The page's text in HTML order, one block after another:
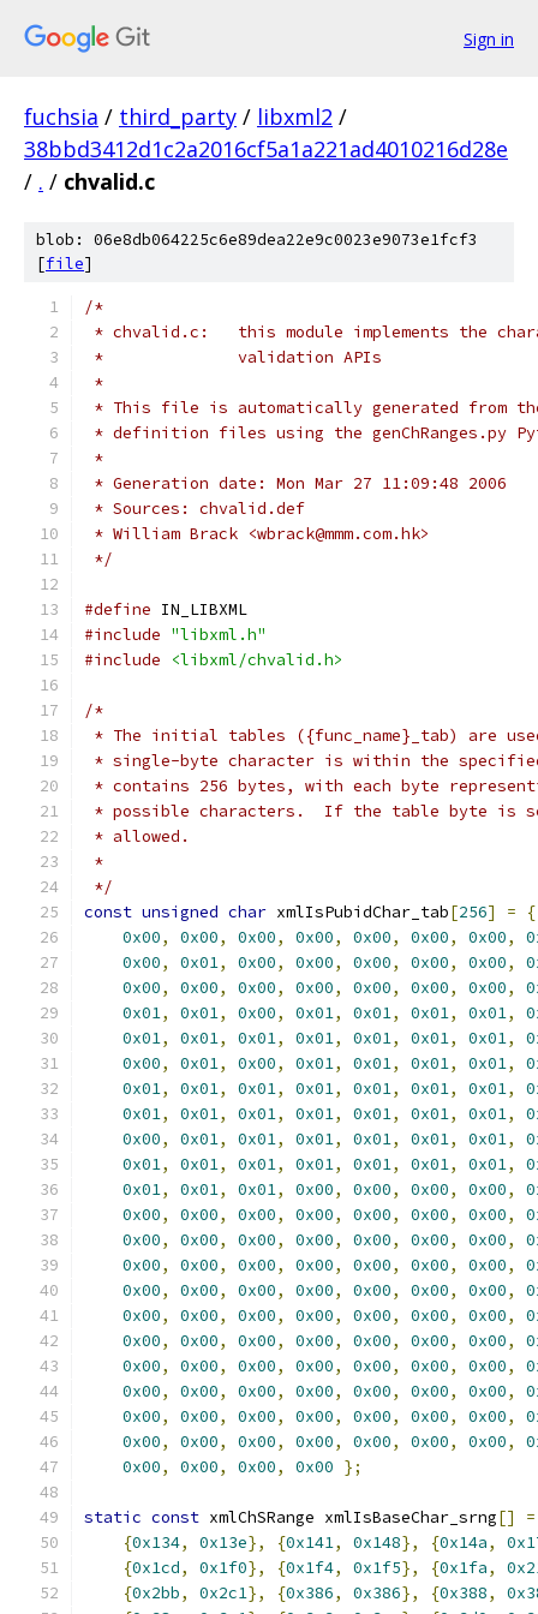
Sign in
fuchsia / third_party / libxml2 /
38bbd3412d1c2a2016cf5a1a221ad4010216d28e
/ . / chvalid.c
blob: 06e8db064225c6e89dea22e9c0023e9073e1fcf3
[file]
/*
* chvalid.c:	this module implements the
*		validation APIs
*
* This file is automatically generated from
* definition files using the genChRanges.py
*
* Generation date: Mon Mar 27 11:09:48 2006
* Sources: chvalid.def
* William Brack <wbrack@mmm.com.hk>
*/
#define IN_LIBXML
#include "libxml.h"
#include
<libxml/chvalid.h>
/*
* The initial tables ({func_name}_tab) are
* single-byte character is within the
* contains 256 bytes, with each byte
* possible characters.  If the table byte is
* allowed.
*
*/
const unsigned char xmlIsPubidChar_tab[256] =
{
0x00, 0x00, 0x00, 0x00, 0x00, 0x00, 0x00,
0x00, 0x01, 0x00, 0x00, 0x00, 0x00, 0x00,
0x00, 0x00, 0x00, 0x00, 0x00, 0x00, 0x00,
0x01, 0x01, 0x00, 0x01, 0x01, 0x01, 0x01,
0x01, 0x01, 0x01, 0x01, 0x01, 0x01, 0x01,
0x00, 0x01, 0x00, 0x01, 0x01, 0x01, 0x01,
0x01, 0x01, 0x01, 0x01, 0x01, 0x01, 0x01,
0x01, 0x01, 0x01, 0x01, 0x01, 0x01, 0x01,
0x00, 0x01, 0x01, 0x01, 0x01, 0x01, 0x01,
0x01, 0x01, 0x01, 0x01, 0x01, 0x01, 0x01,
0x01, 0x01, 0x01, 0x00, 0x00, 0x00, 0x00,
0x00, 0x00, 0x00, 0x00, 0x00, 0x00, 0x00,
0x00, 0x00, 0x00, 0x00, 0x00, 0x00, 0x00,
0x00, 0x00, 0x00, 0x00, 0x00, 0x00, 0x00,
0x00, 0x00, 0x00, 0x00, 0x00, 0x00, 0x00,
0x00, 0x00, 0x00, 0x00, 0x00, 0x00, 0x00,
0x00, 0x00, 0x00, 0x00, 0x00, 0x00, 0x00,
0x00, 0x00, 0x00, 0x00, 0x00, 0x00, 0x00,
0x00, 0x00, 0x00, 0x00, 0x00, 0x00, 0x00,
0x00, 0x00, 0x00, 0x00, 0x00, 0x00, 0x00,
0x00, 0x00, 0x00, 0x00, 0x00, 0x00, 0x00,
0x00, 0x00, 0x00, 0x00 };
static const xmlChSRange xmlIsBaseChar_srng[]
=
{0x134, 0x13e}, {0x141, 0x148}, {0x14a,
{0x1cd, 0x1f0}, {0x1f4, 0x1f5}, {0x1fa,
{0x2bb, 0x2c1}, {0x386, 0x386}, {0x388,